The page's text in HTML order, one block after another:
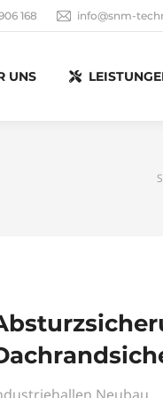
168 info@snm-
UNS